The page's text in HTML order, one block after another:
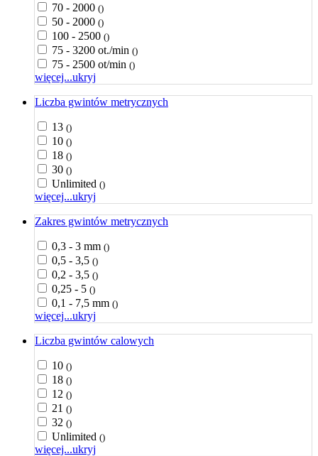
70 - 2000 ()
50 - 2000 ()
100 - 2500 ()
75 - 3200 ot./min ()
75 - 2500 ot/min ()
więcej...ukryj
Liczba gwintów metrycznych
13 ()
10 ()
18 ()
30 ()
Unlimited ()
więcej...ukryj
Zakres gwintów metrycznych
0,3 - 3 mm ()
0,5 - 3,5 ()
0,2 - 3,5 ()
0,25 - 5 ()
0,1 - 7,5 mm ()
więcej...ukryj
Liczba gwintów calowych
10 ()
18 ()
12 ()
21 ()
32 ()
Unlimited ()
więcej...ukryj